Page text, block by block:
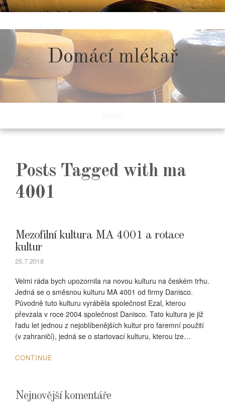
to
content
Domácí mlékař
Posts Tagged with ma
4001
Mezofilní kultura MA 4001 a rotace
kultur
25.7.2018
Velmi ráda bych upozornila na novou kulturu na českém trhu.
Jedná se o směsnou kulturu MA 4001 od firmy Danisco.
Původně tuto kulturu vyráběla společnost Ezal, kterou
převzala v roce 2004 společnost Danisco. Tato kultura je již
řadu let jednou z nejoblíbenějších kultur pro faremní použití
(v zahraničí), jedná se o startovací kulturu, kterou lze…
CONTINUE
Nejnovější komentáře